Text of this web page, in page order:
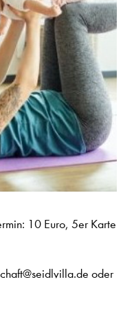
10 Euro, 5er Karte
oder